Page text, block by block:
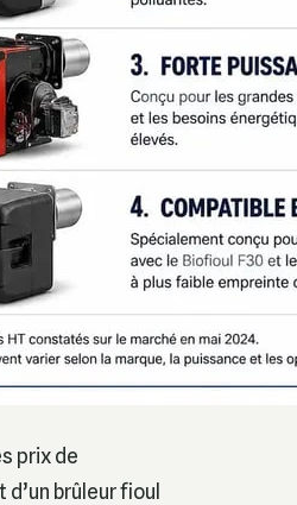
prix de
brûleur fioul